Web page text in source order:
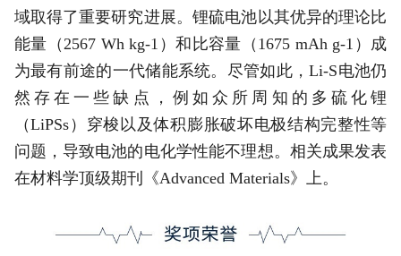
域取得了重要研究进展。锂硫电池以其优异的理论比
能量（2567 Wh kg-1）和比容量（1675 mAh g-1）成
为最有前途的一代储能系统。尽管如此，Li-S电池仍
然存在一些缺点，例如众所周知的多硫化锂
（LiPSs）穿梭以及体积膨胀破坏电极结构完整性等
问题，导致电池的电化学性能不理想。相关成果发表
在材料学顶级期刊《Advanced Materials》上。